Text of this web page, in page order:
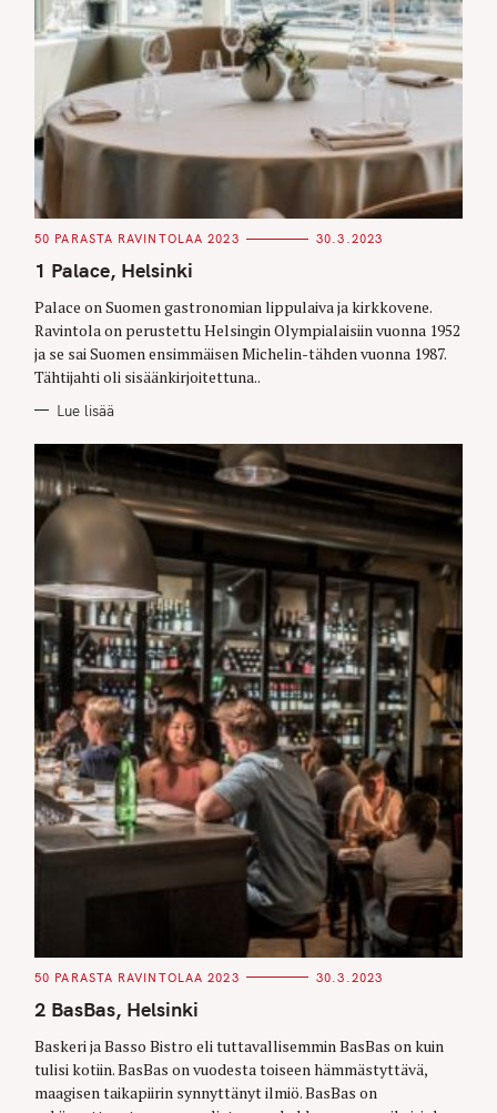
C
T
E
O
R
I
S
50 PARASTA RAVINTOLAA 2023 30.3.2023
1 Palace, Helsinki
Palace on Suomen gastronomian lippulaiva ja kirkkovene.
Ravintola on perustettu Helsingin Olympialaisiin vuonna 1952
ja se sai Suomen ensimmäisen Michelin-tähden vuonna 1987.
Tähtijahti oli sisäänkirjoitettuna..
Lue lisää
C
T
E
O
R
I
S
50 PARASTA RAVINTOLAA 2023 30.3.2023
2 BasBas, Helsinki
Baskeri ja Basso Bistro eli tuttavallisemmin BasBas on kuin
tulisi kotiin. BasBas on vuodesta toiseen hämmästyttävä,
maagisen taikapiirin synnyttänyt ilmiö. BasBas on